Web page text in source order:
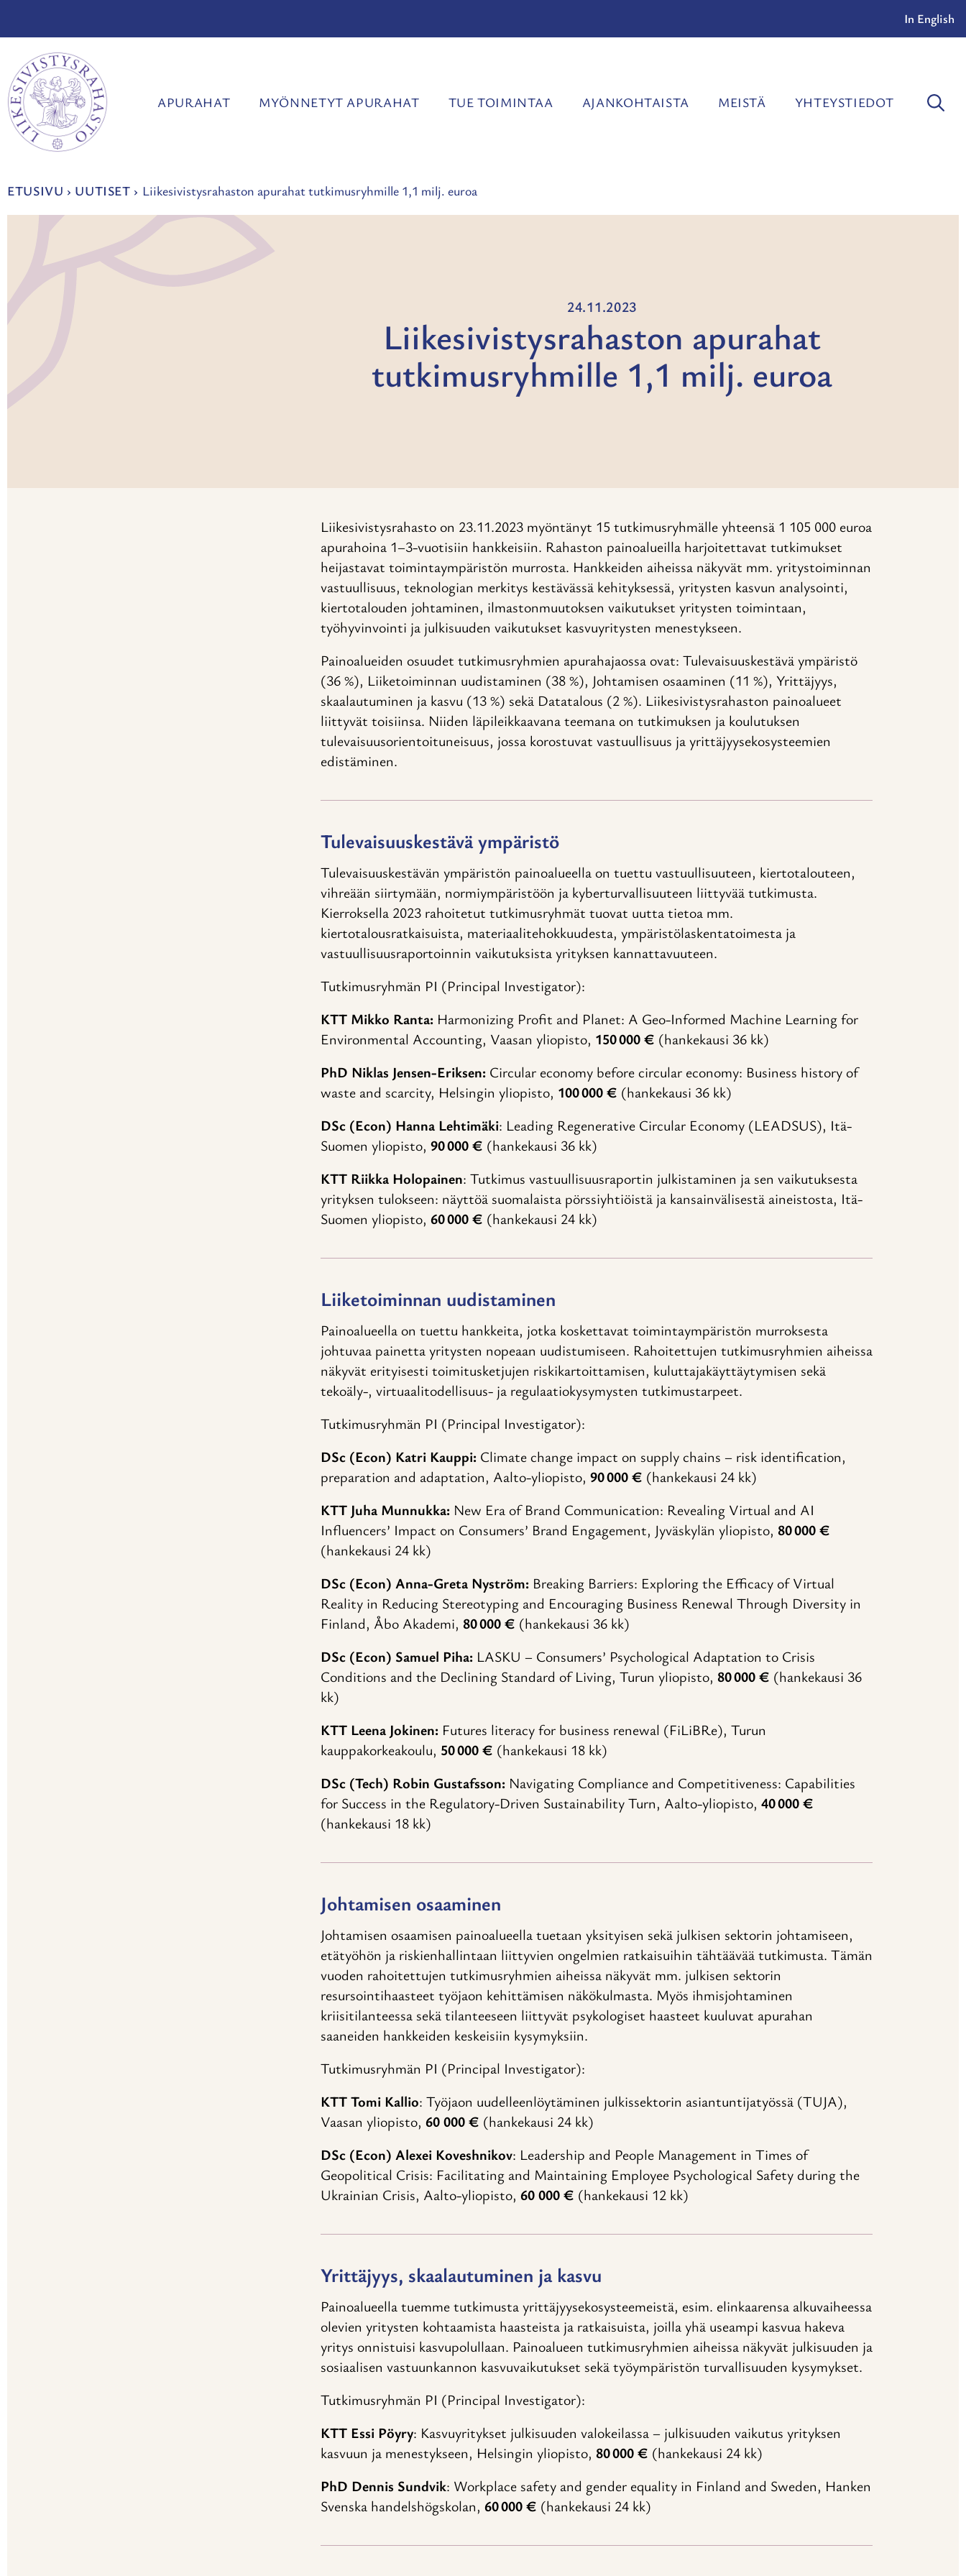
In English
APURAHAT MYÖNNETYT APURAHAT TUE TOIMINTAA AJANKOHTAISTA MEISTÄ YHTEYSTIEDOT
ETUSIVU › UUTISET › Liikesivistysrahaston apurahat tutkimusryhmille 1,1 milj. euroa
24.11.2023
Liikesivistysrahaston apurahat
tutkimusryhmille 1,1 milj. euroa
Liikesivistysrahasto on 23.11.2023 myöntänyt 15 tutkimusryhmälle yhteensä 1 105 000 euroa
apurahoina 1–3-vuotisiin hankkeisiin. Rahaston painoalueilla harjoitettavat tutkimukset
heijastavat toimintaympäristön murrosta. Hankkeiden aiheissa näkyvät mm. yritystoiminnan
vastuullisuus, teknologian merkitys kestävässä kehityksessä, yritysten kasvun analysointi,
kiertotalouden johtaminen, ilmastonmuutoksen vaikutukset yritysten toimintaan,
työhyvinvointi ja julkisuuden vaikutukset kasvuyritysten menestykseen.
Painoalueiden osuudet tutkimusryhmien apurahajaossa ovat: Tulevaisuuskestävä ympäristö
(36 %), Liiketoiminnan uudistaminen (38 %), Johtamisen osaaminen (11 %), Yrittäjyys,
skaalautuminen ja kasvu (13 %) sekä Datatalous (2 %). Liikesivistysrahaston painoalueet
liittyvät toisiinsa. Niiden läpileikkaavana teemana on tutkimuksen ja koulutuksen
tulevaisuusorientoituneisuus, jossa korostuvat vastuullisuus ja yrittäjyysekosysteemien
edistäminen.
Tulevaisuuskestävä ympäristö
Tulevaisuuskestävän ympäristön painoalueella on tuettu vastuullisuuteen, kiertotalouteen,
vihreään siirtymään, normiympäristöön ja kyberturvallisuuteen liittyvää tutkimusta.
Kierroksella 2023 rahoitetut tutkimusryhmät tuovat uutta tietoa mm.
kiertotalousratkaisuista, materiaalitehokkuudesta, ympäristölaskentatoimesta ja
vastuullisuusraportoinnin vaikutuksista yrityksen kannattavuuteen.
Tutkimusryhmän PI (Principal Investigator):
KTT Mikko Ranta: Harmonizing Profit and Planet: A Geo-Informed Machine Learning for
Environmental Accounting, Vaasan yliopisto, 150 000 € (hankekausi 36 kk)
PhD Niklas Jensen-Eriksen: Circular economy before circular economy: Business history of
waste and scarcity, Helsingin yliopisto, 100 000 € (hankekausi 36 kk)
DSc (Econ) Hanna Lehtimäki: Leading Regenerative Circular Economy (LEADSUS), Itä-
Suomen yliopisto, 90 000 € (hankekausi 36 kk)
KTT Riikka Holopainen: Tutkimus vastuullisuusraportin julkistaminen ja sen vaikutuksesta
yrityksen tulokseen: näyttöä suomalaista pörssiyhtiöistä ja kansainvälisestä aineistosta, Itä-
Suomen yliopisto, 60 000 € (hankekausi 24 kk)
Liiketoiminnan uudistaminen
Painoalueella on tuettu hankkeita, jotka koskettavat toimintaympäristön murroksesta
johtuvaa painetta yritysten nopeaan uudistumiseen. Rahoitettujen tutkimusryhmien aiheissa
näkyvät erityisesti toimitusketjujen riskikartoittamisen, kuluttajakäyttäytymisen sekä
tekoäly-, virtuaalitodellisuus- ja regulaatiokysymysten tutkimustarpeet.
Tutkimusryhmän PI (Principal Investigator):
DSc (Econ) Katri Kauppi: Climate change impact on supply chains – risk identification,
preparation and adaptation, Aalto-yliopisto, 90 000 € (hankekausi 24 kk)
KTT Juha Munnukka: New Era of Brand Communication: Revealing Virtual and AI
Influencers’ Impact on Consumers’ Brand Engagement, Jyväskylän yliopisto, 80 000 €
(hankekausi 24 kk)
DSc (Econ) Anna-Greta Nyström: Breaking Barriers: Exploring the Efficacy of Virtual
Reality in Reducing Stereotyping and Encouraging Business Renewal Through Diversity in
Finland, Åbo Akademi, 80 000 € (hankekausi 36 kk)
DSc (Econ) Samuel Piha: LASKU – Consumers’ Psychological Adaptation to Crisis
Conditions and the Declining Standard of Living, Turun yliopisto, 80 000 € (hankekausi 36
kk)
KTT Leena Jokinen: Futures literacy for business renewal (FiLiBRe), Turun
kauppakorkeakoulu, 50 000 € (hankekausi 18 kk)
DSc (Tech) Robin Gustafsson: Navigating Compliance and Competitiveness: Capabilities
for Success in the Regulatory-Driven Sustainability Turn, Aalto-yliopisto, 40 000 €
(hankekausi 18 kk)
Johtamisen osaaminen
Johtamisen osaamisen painoalueella tuetaan yksityisen sekä julkisen sektorin johtamiseen,
etätyöhön ja riskienhallintaan liittyvien ongelmien ratkaisuihin tähtäävää tutkimusta. Tämän
vuoden rahoitettujen tutkimusryhmien aiheissa näkyvät mm. julkisen sektorin
resursointihaasteet työjaon kehittämisen näkökulmasta. Myös ihmisjohtaminen
kriisitilanteessa sekä tilanteeseen liittyvät psykologiset haasteet kuuluvat apurahan
saaneiden hankkeiden keskeisiin kysymyksiin.
Tutkimusryhmän PI (Principal Investigator):
KTT Tomi Kallio: Työjaon uudelleenlöytäminen julkissektorin asiantuntijatyössä (TUJA),
Vaasan yliopisto, 60 000 € (hankekausi 24 kk)
DSc (Econ) Alexei Koveshnikov: Leadership and People Management in Times of
Geopolitical Crisis: Facilitating and Maintaining Employee Psychological Safety during the
Ukrainian Crisis, Aalto-yliopisto, 60 000 € (hankekausi 12 kk)
Yrittäjyys, skaalautuminen ja kasvu
Painoalueella tuemme tutkimusta yrittäjyysekosysteemeistä, esim. elinkaarensa alkuvaiheessa
olevien yritysten kohtaamista haasteista ja ratkaisuista, joilla yhä useampi kasvua hakeva
yritys onnistuisi kasvupolullaan. Painoalueen tutkimusryhmien aiheissa näkyvät julkisuuden ja
sosiaalisen vastuunkannon kasvuvaikutukset sekä työympäristön turvallisuuden kysymykset.
Tutkimusryhmän PI (Principal Investigator):
KTT Essi Pöyry: Kasvuyritykset julkisuuden valokeilassa – julkisuuden vaikutus yrityksen
kasvuun ja menestykseen, Helsingin yliopisto, 80 000 € (hankekausi 24 kk)
PhD Dennis Sundvik: Workplace safety and gender equality in Finland and Sweden, Hanken
Svenska handelshögskolan, 60 000 € (hankekausi 24 kk)